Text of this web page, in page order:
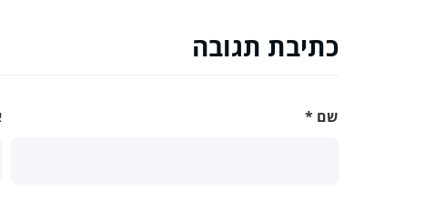
כתיבת תגובה
שם *